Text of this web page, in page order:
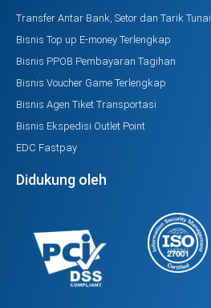
Transfer Antar Bank, Setor dan Tarik Tunai
Bisnis Top up E-money Terlengkap
Bisnis PPOB Pembayaran Tagihan
Bisnis Voucher Game Terlengkap
Bisnis Agen Tiket Transportasi
Bisnis Ekspedisi Outlet Point
EDC Fastpay
Didukung oleh